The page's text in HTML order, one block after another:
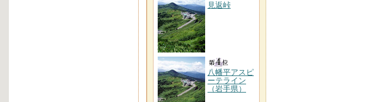
見返峠
八幡平アスピ
ーテライン
（岩手県）